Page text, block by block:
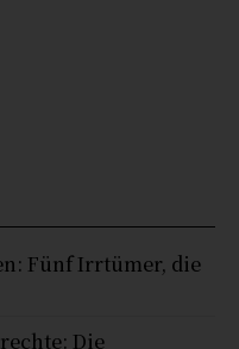
Fünf Irrtümer, die
Die